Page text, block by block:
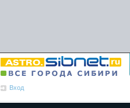
Вход